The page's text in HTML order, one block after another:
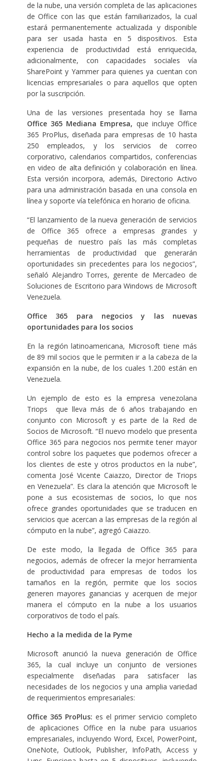
de la nube, una versión completa de las aplicaciones
de Office con las que están familiarizados, la cual
estará permanentemente actualizada y disponible
para ser usada hasta en 5 dispositivos. Esta
experiencia de productividad está enriquecida,
adicionalmente, con capacidades sociales vía
SharePoint y Yammer para quienes ya cuentan con
licencias empresariales o para aquellos que opten
por la suscripción.
Una de las versiones presentada hoy se llama
Office 365 Mediana Empresa, que incluye Office
365 ProPlus, diseñada para empresas de 10 hasta
250 empleados, y los servicios de correo
corporativo, calendarios compartidos, conferencias
en video de alta definición y colaboración en línea.
Esta versión incorpora, además, Directorio Activo
para una administración basada en una consola en
línea y soporte vía telefónica en horario de oficina.
“El lanzamiento de la nueva generación de servicios
de Office 365 ofrece a empresas grandes y
pequeñas de nuestro país las más completas
herramientas de productividad que generarán
oportunidades sin precedentes para los negocios”,
señaló Alejandro Torres, gerente de Mercadeo de
Soluciones de Escritorio para Windows de Microsoft
Venezuela.
Office 365 para negocios y las nuevas
oportunidades para los socios
En la región latinoamericana, Microsoft tiene más
de 89 mil socios que le permiten ir a la cabeza de la
expansión en la nube, de los cuales 1.200 están en
Venezuela.
Un ejemplo de esto es la empresa venezolana
Triops que lleva más de 6 años trabajando en
conjunto con Microsoft y es parte de la Red de
Socios de Microsoft. “El nuevo modelo que presenta
Office 365 para negocios nos permite tener mayor
control sobre los paquetes que podemos ofrecer a
los clientes de este y otros productos en la nube”,
comenta José Vicente Caiazzo, Director de Triops
en Venezuela”. Es clara la atención que Microsoft le
pone a sus ecosistemas de socios, lo que nos
ofrece grandes oportunidades que se traducen en
servicios que acercan a las empresas de la región al
cómputo en la nube”, agregó Caiazzo.
De este modo, la llegada de Office 365 para
negocios, además de ofrecer la mejor herramienta
de productividad para empresas de todos los
tamaños en la región, permite que los socios
generen mayores ganancias y acerquen de mejor
manera el cómputo en la nube a los usuarios
corporativos de todo el país.
Hecho a la medida de la Pyme
Microsoft anunció la nueva generación de Office
365, la cual incluye un conjunto de versiones
especialmente diseñadas para satisfacer las
necesidades de los negocios y una amplia variedad
de requerimientos empresariales:
Office 365 ProPlus: es el primer servicio completo
de aplicaciones Office en la nube para usuarios
empresariales, incluyendo Word, Excel, PowerPoint,
OneNote, Outlook, Publisher, InfoPath, Access y